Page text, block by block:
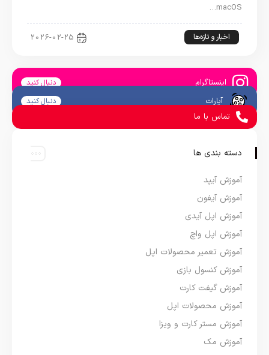
macOS…
اخبار و تازه‌ها 2026-02-25
اینستاگرام دنبال کنید
آپارات دنبال کنید
تماس با ما
دسته بندی ها
آموزش آیپد
آموزش آیفون
آموزش اپل آیدی
آموزش اپل واچ
آموزش تعمیر محصولات اپل
آموزش کنسول بازی
آموزش گیفت کارت
آموزش محصولات اپل
آموزش مستر کارت و ویزا
آموزش مک